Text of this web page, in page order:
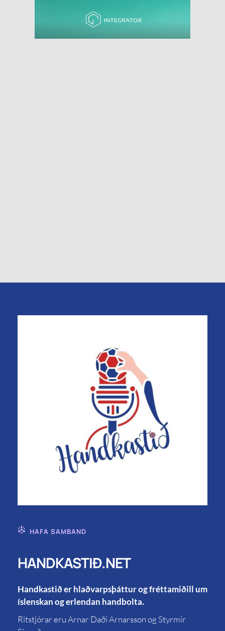
HAFA SAMBAND
HANDKASTIÐ.NET
Handkastið er hlaðvarpsþáttur og fréttamiðill um
íslenskan og erlendan handbolta.
Ritstjórar eru Arnar Daði Arnarsson og Styrmir